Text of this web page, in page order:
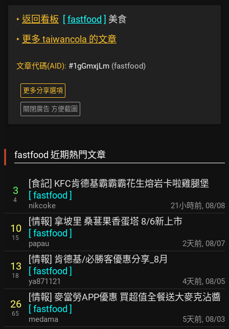
‣ 返回看板 [fastfood ] 美食
‣ 更多 taiwancola 的文章
文章代碼(AID): #1gGmxjLm (fastfood)
更多分享選項
關閉廣告 方便截圖
fastfood 近期熱門文章
3
4
[食記] KFC肯德基霸霸霸花生熔岩卡啦雞腿堡
[fastfood ]
nikcoke 21小時前, 08/08
10
15
[情報] 拿坡里 桑葚果香蛋塔 8/6新上市
[fastfood ]
papau 2天前, 08/07
13
18
[情報] 肯德基/必勝客優惠分享_8月
[fastfood ]
ya871121 4天前, 08/05
26
65
[情報] 麥當勞APP優惠 買超值全餐送大麥克沾醬
[fastfood ]
medama 5天前, 08/03